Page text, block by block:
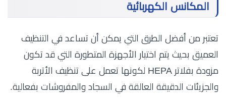
المكانس الكهربائية
تعتبر من أفضل الطرق التي يمكن أن تساعد في التنظيف
العميق بحيث يتم اختيار الأجهزة المتطورة التي قد تكون
مزودة بفلاتر HEPA لكونها تعمل على تنظيف الأتربة
والجزيئات الدقيقة العالقة في السجاد والمفروشات بفعالية.